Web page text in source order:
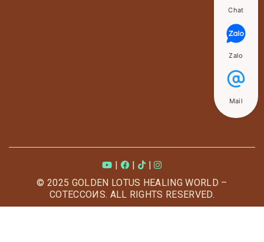
| |
|
© 2025 GOLDEN LOTUS HEALING WORLD –
COTECCOИS. ALL RIGHTS RESERVED.
Chat
Zalo
Mail